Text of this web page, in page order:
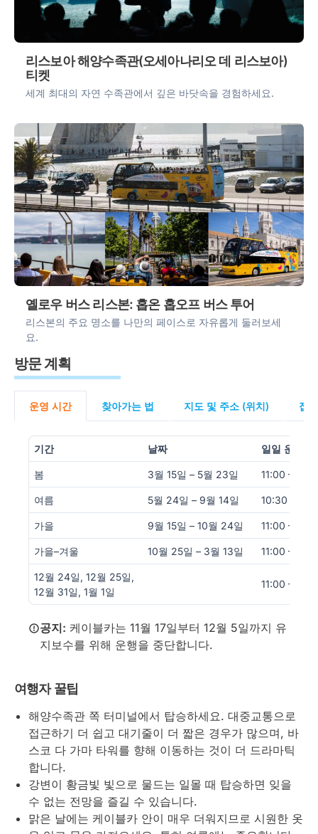
리스보아 해양수족관(오세아나리오 데 리스보아)
티켓
세계 최대의 자연 수족관에서 깊은 바닷속을 경험하세요.
옐로우 버스 리스본: 홉온 홉오프 버스 투어
리스본의 주요 명소를 나만의 페이스로 자유롭게 둘러보세
요.
방문 계획
운영 시간 찾아가는 법 지도 및 주소 (위치) 접
기간 날짜 일일 운영
봄 3월 15일 – 5월 23일 11:00 –
여름 5월 24일 – 9월 14일 10:30 –
가을 9월 15일 – 10월 24일 11:00 –
가을–겨울 10월 25일 – 3월 13일 11:00 –
12월 24일, 12월 25일,
12월 31일, 1월 1일
11:00 –
공지: 케이블카는 11월 17일부터 12월 5일까지 유
지보수를 위해 운행을 중단합니다.
여행자 꿀팁
해양수족관 쪽 터미널에서 탑승하세요. 대중교통으로
접근하기 더 쉽고 대기줄이 더 짧은 경우가 많으며, 바
스코 다 가마 타워를 향해 이동하는 것이 더 드라마틱
합니다.
강변이 황금빛 빛으로 물드는 일몰 때 탑승하면 잊을
수 없는 전망을 즐길 수 있습니다.
맑은 날에는 케이블카 안이 매우 더워지므로 시원한 옷